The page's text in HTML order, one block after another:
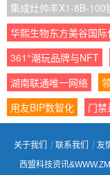
集成灶帅丰X1-8B-100
华熙生物东方美谷国
361°潮玩品牌与NFT
湖南联通唯一网络
用友BIP数智化
门
关于我们 ┊ 联系我们 ┊ 友
西盟科技资讯